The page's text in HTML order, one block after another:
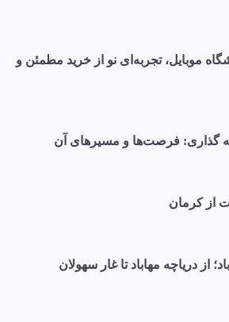
موبایل، تجربه‌ای نو از خرید مطمئن و
گذاری: فرصت‌ها و مسیرهای آن
از کرمان
از دریاچه مهاباد تا غار سهولان